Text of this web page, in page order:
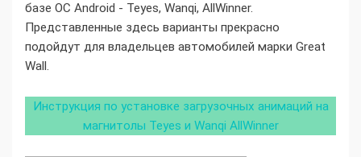
базе ОС Android - Teyes, Wanqi, AllWinner.
Представленные здесь варианты прекрасно
подойдут для владельцев автомобилей марки Great
Wall.
Инструкция по установке загрузочных анимаций на
магнитолы Teyes и Wanqi AllWinner